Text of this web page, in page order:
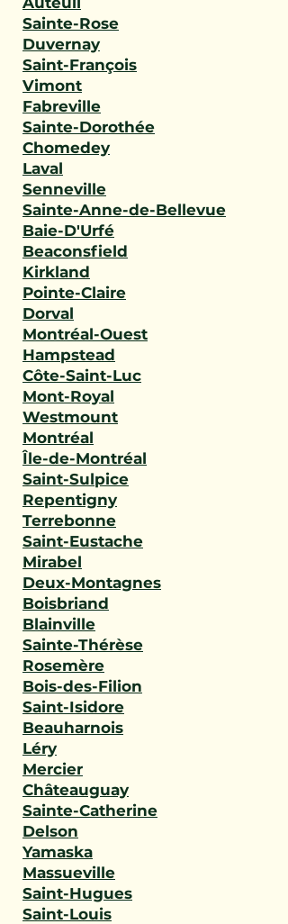
Sainte-Rose
Duvernay
Saint-François
Vimont
Fabreville
Sainte-Dorothée
Chomedey
Laval
Senneville
Sainte-Anne-de-Bellevue
Baie-D'Urfé
Beaconsfield
Kirkland
Pointe-Claire
Dorval
Montréal-Ouest
Hampstead
Côte-Saint-Luc
Mont-Royal
Westmount
Montréal
Île-de-Montréal
Saint-Sulpice
Repentigny
Terrebonne
Saint-Eustache
Mirabel
Deux-Montagnes
Boisbriand
Blainville
Sainte-Thérèse
Rosemère
Bois-des-Filion
Saint-Isidore
Beauharnois
Léry
Mercier
Châteauguay
Sainte-Catherine
Delson
Yamaska
Massueville
Saint-Hugues
Saint-Louis